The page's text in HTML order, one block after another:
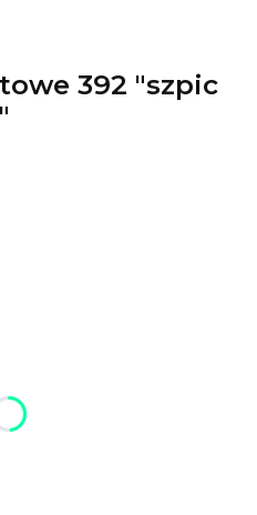
392 "szpic